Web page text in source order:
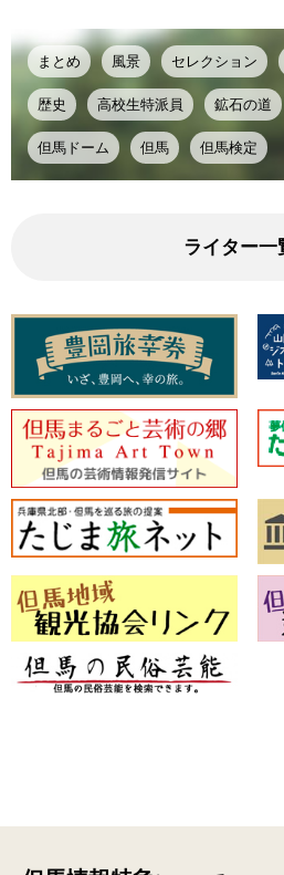
まとめ 風景 セレクション
歴史 高校生特派員 鉱石の道
但馬ドーム 但馬 但馬検定
ライター一